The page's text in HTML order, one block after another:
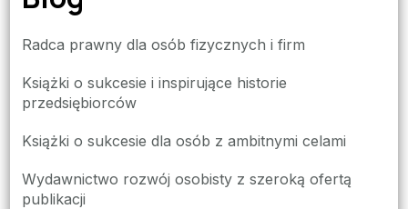
Radca prawny dla osób fizycznych i firm
Książki o sukcesie i inspirujące historie
przedsiębiorców
Książki o sukcesie dla osób z ambitnymi celami
Wydawnictwo rozwój osobisty z szeroką ofertą
publikacji